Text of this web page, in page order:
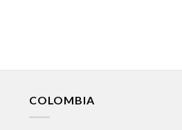
COLOMBIA